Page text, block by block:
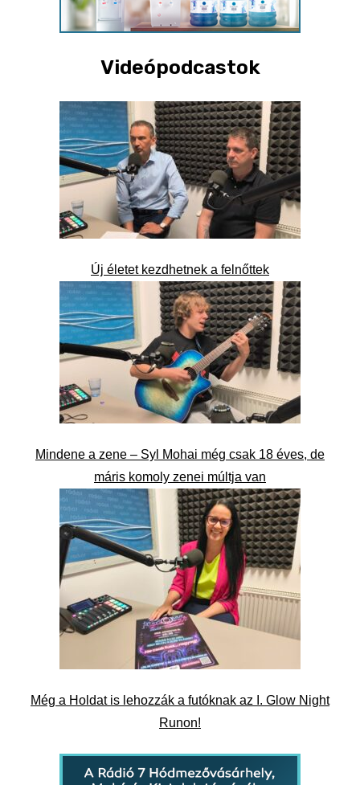
Videópodcastok
Új életet kezdhetnek a felnőttek
Mindene a zene – Syl Mohai még csak 18 éves, de
máris komoly zenei múltja van
Még a Holdat is lehozzák a futóknak az I. Glow Night
Runon!